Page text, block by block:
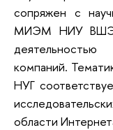
сопряжен с
МИЭМ НИУ ВШЭ и
компаний.
НУГ
области